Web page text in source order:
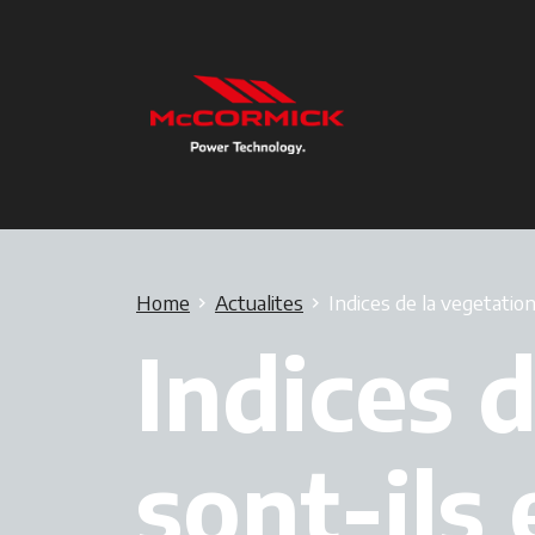
Home Actualites Indices de la
Indices
sont-ils